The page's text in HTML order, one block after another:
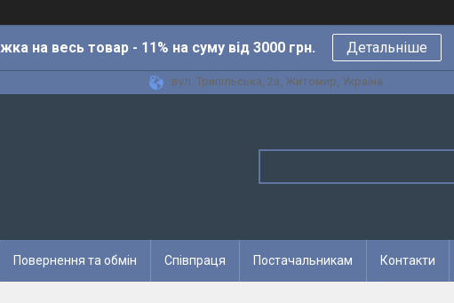
на весь товар - 11% на суму від 3000 грн. Детальніше
вул. Трипільська, 2а, Житомир, Україна
Повернення та обмін Співпраця Постачальникам Контакти